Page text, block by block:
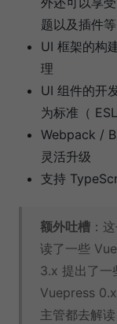
题以及插件等
UI 框架的构
理
UI 组件的开
为标准（
Webpack /
灵活升级
支持
额外吐槽 ：
读了一些
3.x 提出了一
Vuepress
主管都去解